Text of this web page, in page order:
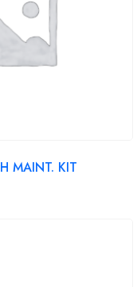
MAINT. KIT